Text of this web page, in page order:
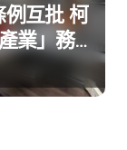
互批 柯
業」務